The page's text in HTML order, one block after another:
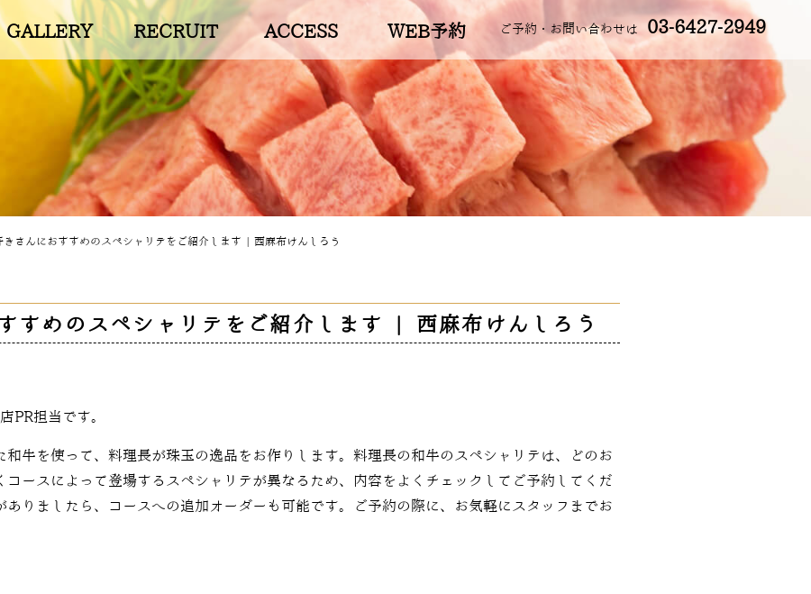
GALLERY RECRUIT ACCESS WEB予約 ご予約・お問い合わせは 03-6427-2949
きさんにおすすめのスペシャリテをご紹介します | 西麻布けんしろう
すめのスペシャリテをご紹介します | 西麻布けんしろう
PR担当です。
牛を使って、料理長が珠玉の逸品をお作りします。料理長の和牛のスペシャリテは、どのお
ースによって登場するスペシャリテが異なるため、内容をよくチェックしてご予約してくだ
ありましたら、コースへの追加オーダーも可能です。ご予約の際に、お気軽にスタッフまでお